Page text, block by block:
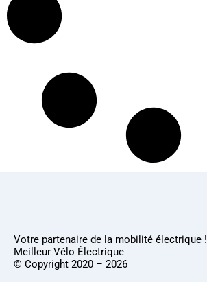
Votre partenaire de la mobilité électrique !
Meilleur Vélo Électrique
© Copyright 2020 – 2026